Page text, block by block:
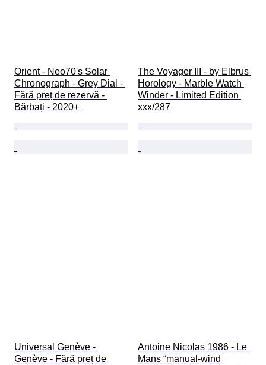
Orient - Neo70's Solar
Chronograph - Grey Dial -
Fără preț de rezervă -
Bărbați - 2020+
The Voyager III - by Elbrus
Horology - Marble Watch
Winder - Limited Edition
xxx/287
Universal Genève -
Genève - Fără preț de
Antoine Nicolas 1986 - Le
Mans “manual-wind